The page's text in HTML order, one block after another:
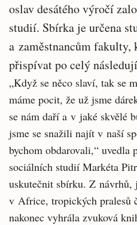
oslav desátého výročí
studií. Sbírka je určena
a zaměstnancům fakulty,
přispívat po celý
„Když se něco slaví, tak se
máme pocit, že už jsme
se nám daří a v jaké skvělé
jsme se snažili najít v naší
bychom obdarovali,“ uvedla
sociálních studií Markéta
uskutečnit sbírku. Z návrhů,
v Africe, tropických pralesů
nakonec vyhrála zvuková